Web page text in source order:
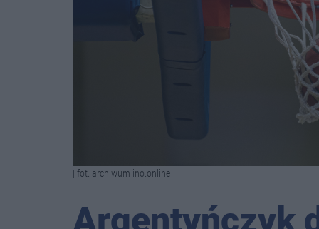
| fot. archiwum ino.online
Argentyńczyk